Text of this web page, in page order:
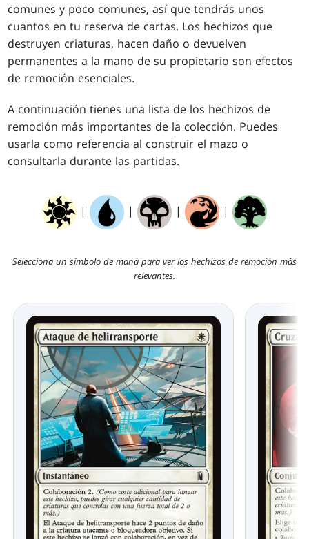
comunes y poco comunes, así que tendrás unos
cuantos en tu reserva de cartas. Los hechizos que
destruyen criaturas, hacen daño o devuelven
permanentes a la mano de su propietario son efectos
de remoción esenciales.
A continuación tienes una lista de los hechizos de
remoción más importantes de la colección. Puedes
usarla como referencia al construir el mazo o
consultarla durante las partidas.
| | | |
Selecciona un símbolo de maná para ver los hechizos de remoción más
relevantes.